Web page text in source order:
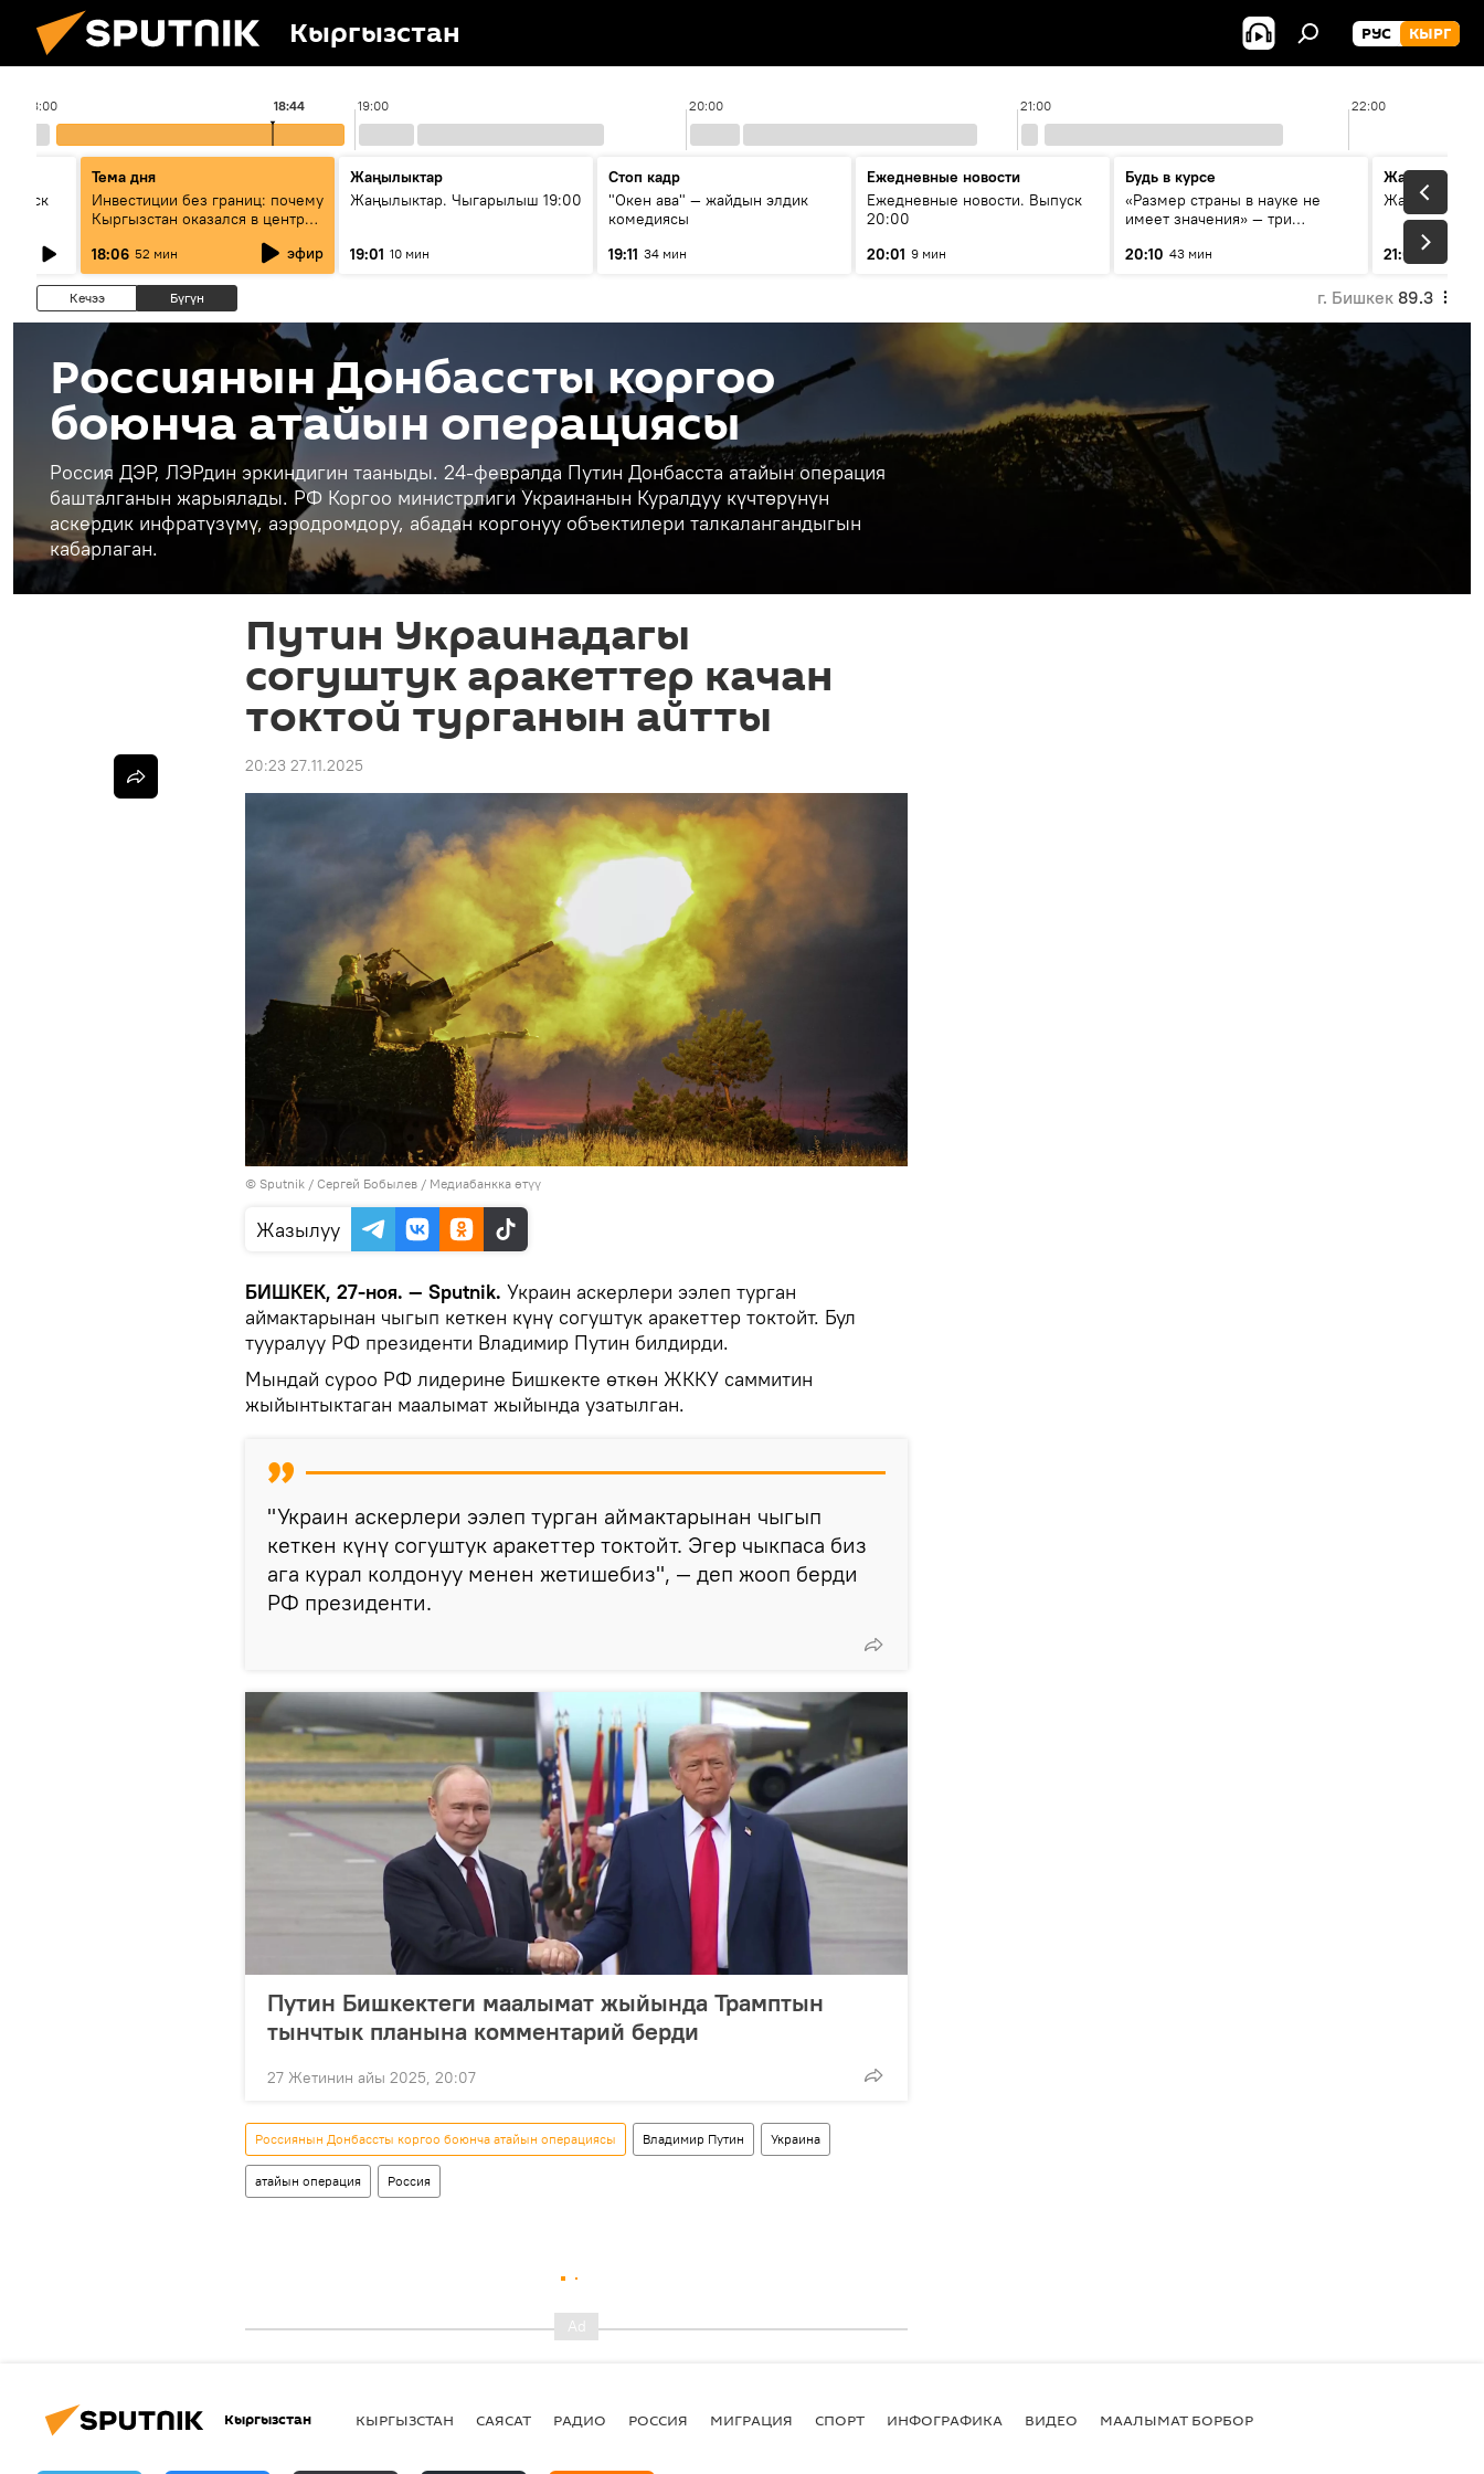
Кыргызстан РУС КЫРГ
18:00 19:00 20:00 21:00 22:00
18:44
Тема дня
Инвестиции без границ: почему
Кыргызстан оказался в центре
18:06 52 мин эфир
Жаңылыктар
Жаңылыктар. Чыгарылыш 19:00
19:01 10 мин
Стоп кадр
"Окен ава" — жайдын элдик
комедиясы
19:11 34 мин
Ежедневные новости
Ежедневные новости. Выпуск
20:00
20:01 9 мин
Будь в курсе
«Размер страны в науке не
имеет значения» — три
России и Кыргызстана в
20:10 43 мин
Жаңылыктар
21:01 3 мин
Кечээ Бүгүн г. Бишкек 89.3
Россиянын Донбассты коргоо
боюнча атайын операциясы
Россия ДЭР, ЛЭРдин эркиндигин тааныды. 24-февралда Путин Донбасста атайын операция
башталганын жарыялады. РФ Коргоо министрлиги Украинанын Куралдуу күчтөрүнүн
аскердик инфратүзүмү, аэродромдору, абадан коргонуу объектилери талкалангандыгын
кабарлаган.
Путин Украинадагы
согуштук аракеттер качан
токтой турганын айтты
20:23 27.11.2025
© Sputnik / Сергей Бобылев / Медиабанкка өтүү
Жазылуу
БИШКЕК, 27-ноя. — Sputnik. Украин аскерлери ээлеп турган
аймактарынан чыгып кеткен күнү согуштук аракеттер токтойт. Бул
тууралуу РФ президенти Владимир Путин билдирди.
Мындай суроо РФ лидерине Бишкекте өткөн ЖККУ саммитин
жыйынтыктаган маалымат жыйында узатылган.
"Украин аскерлери ээлеп турган аймактарынан чыгып
кеткен күнү согуштук аракеттер токтойт. Эгер чыкпаса биз
ага курал колдонуу менен жетишебиз", — деп жооп берди
РФ президенти.
Путин Бишкектеги маалымат жыйында Трамптын
тынчтык планына комментарий берди
27 Жетинин айы 2025, 20:07
Россиянын Донбассты коргоо боюнча атайын операциясы Владимир Путин Украина
атайын операция Россия
Кыргызстан КЫРГЫЗСТАН САЯСАТ РАДИО РОССИЯ МИГРАЦИЯ СПОРТ ИНФОГРАФИКА ВИДЕО МААЛЫМАТ БОРБОР